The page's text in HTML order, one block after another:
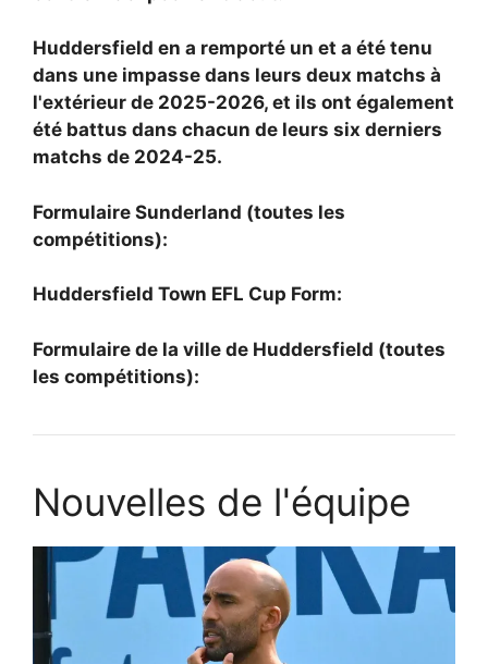
Huddersfield en a remporté un et a été tenu
dans une impasse dans leurs deux matchs à
l'extérieur de 2025-2026, et ils ont également
été battus dans chacun de leurs six derniers
matchs de 2024-25.
Formulaire Sunderland (toutes les
compétitions):
Huddersfield Town EFL Cup Form:
Formulaire de la ville de Huddersfield (toutes
les compétitions):
Nouvelles de l'équipe